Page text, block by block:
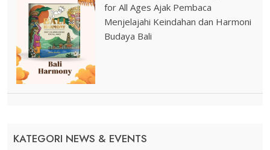
for All Ages Ajak Pembaca
Menjelajahi Keindahan dan Harmoni
Budaya Bali
KATEGORI NEWS & EVENTS